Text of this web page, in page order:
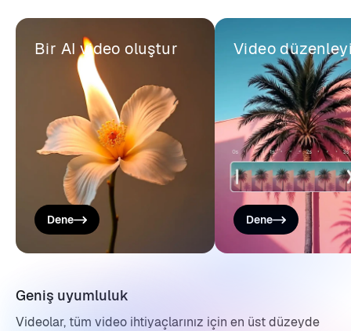
Bir AI video oluştur
Dene
Video
Dene
Geniş uyumluluk
Videolar, tüm video ihtiyaçlarınız için en üst düzeyde